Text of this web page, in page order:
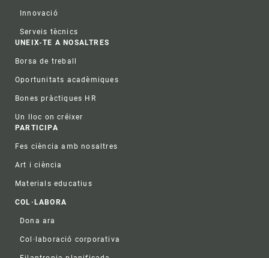
Innovació
Serveis tècnics
UNEIX-TE A NOSALTRES
Borsa de treball
Oportunitats acadèmiques
Bones pràctiques HR
Un lloc on créixer
PARTICIPA
Fes ciència amb nosaltres
Art i ciència
Materials educatius
COL·LABORA
Dona ara
Col·laboració corporativa